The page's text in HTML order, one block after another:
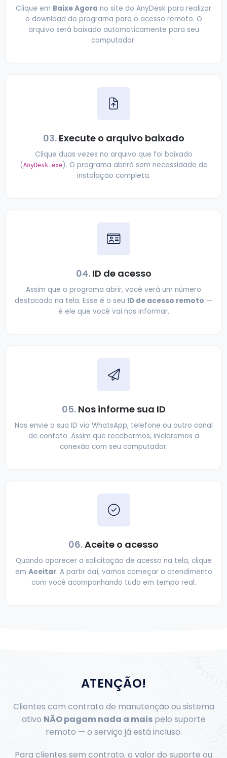
Clique em Baixe Agora no site do AnyDesk para realizar
o download do programa para o acesso remoto. O
arquivo será baixado automaticamente para seu
computador.
03.Execute o arquivo baixado
Clique duas vezes no arquivo que foi baixado
(AnyDesk.exe). O programa abrirá sem necessidade de
instalação completa.
04.ID de acesso
Assim que o programa abrir, você verá um número
destacado na tela. Esse é o seu ID de acesso remoto —
é ele que você vai nos informar.
05.Nos informe sua ID
Nos envie a sua ID via WhatsApp, telefone ou outro canal
de contato. Assim que recebermos, iniciaremos a
conexão com seu computador.
06.Aceite o acesso
Quando aparecer a solicitação de acesso na tela, clique
em Aceitar. A partir daí, vamos começar o atendimento
com você acompanhando tudo em tempo real.
ATENÇÃO!
Clientes com contrato de manutenção ou sistema
ativo NÃO pagam nada a maispelo suporte
remoto — o serviço já está incluso.